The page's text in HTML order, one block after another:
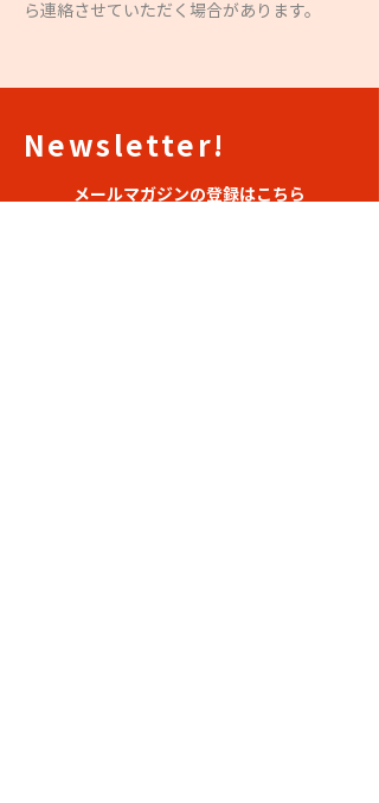
ら連絡させていただく場合があります。
Newsletter!
メールマガジンの登録はこちら